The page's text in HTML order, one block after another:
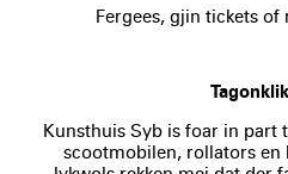
Fergees, gjin tickets of
Kunsthuis Syb is foar in part
scootmobilen, rollators en